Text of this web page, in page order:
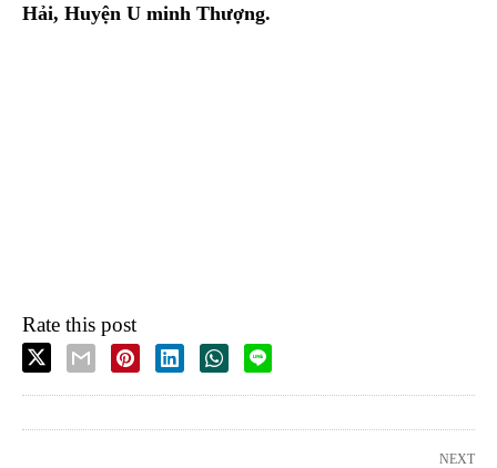
Hải, Huyện U minh Thượng.
Rate this post
NEXT